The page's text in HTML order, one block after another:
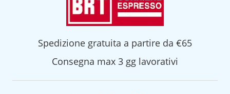
Spedizione gratuita a partire da €65
Consegna max 3 gg lavorativi